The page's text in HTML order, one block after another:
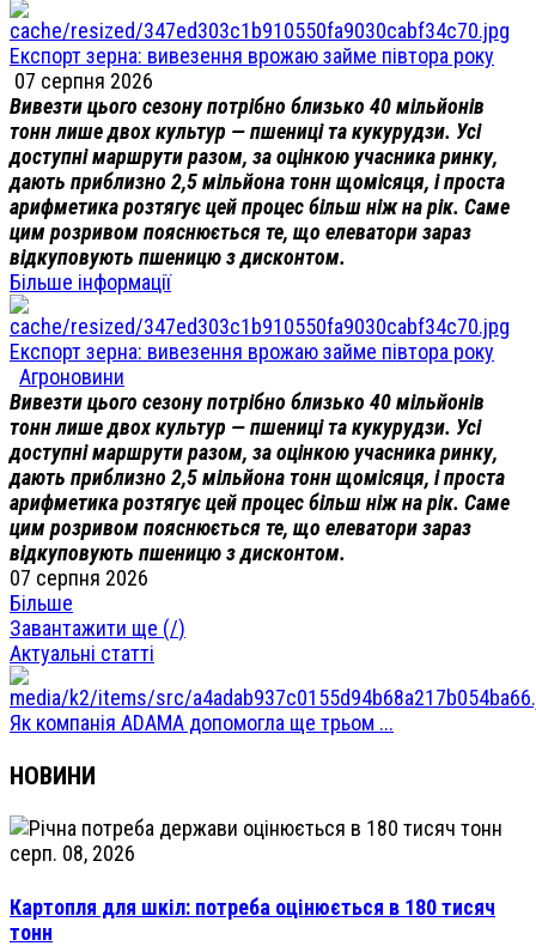
Експорт зерна: вивезення врожаю займе півтора року
07 серпня 2026
Вивезти цього сезону потрібно близько 40 мільйонів
тонн лише двох культур — пшениці та кукурудзи. Усі
доступні маршрути разом, за оцінкою учасника ринку,
дають приблизно 2,5 мільйона тонн щомісяця, і проста
арифметика розтягує цей процес більш ніж на рік. Саме
цим розривом пояснюється те, що елеватори зараз
відкуповують пшеницю з дисконтом.
Більше інформації
Експорт зерна: вивезення врожаю займе півтора року
Агроновини
Вивезти цього сезону потрібно близько 40 мільйонів
тонн лише двох культур — пшениці та кукурудзи. Усі
доступні маршрути разом, за оцінкою учасника ринку,
дають приблизно 2,5 мільйона тонн щомісяця, і проста
арифметика розтягує цей процес більш ніж на рік. Саме
цим розривом пояснюється те, що елеватори зараз
відкуповують пшеницю з дисконтом.
07 серпня 2026
Більше
Завантажити ще (/)
Актуальні статті
Як компанія ADAMA допомогла ще трьом ...
НОВИНИ
серп. 08, 2026
Картопля для шкіл: потреба оцінюється в 180 тисяч
тонн